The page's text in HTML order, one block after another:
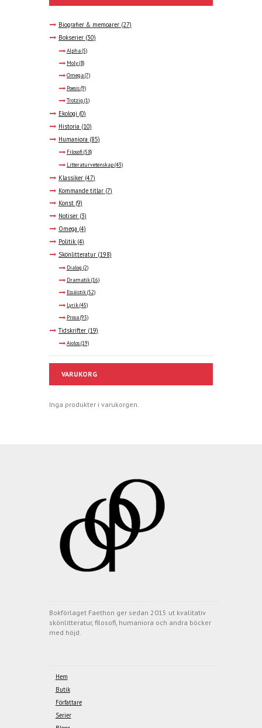
Biografier & memoarer (27)
Bokserier (30)
Alpha(5)
Moly(8)
Omega(7)
Poesis(9)
Trotzig (1)
Ekologi (0)
Historia (10)
Humaniora (85)
Filosofi(58)
Litteraturvetenskap(43)
Klassiker (47)
Kommande titlar (7)
Konst (9)
Notiser (3)
Omega (4)
Politik (4)
Skönlitteratur (198)
Dialog (2)
Dramatik(16)
Essäistik(52)
Lyrik(45)
Prosa(95)
Tidskrifter (19)
Aiolos(19)
VARUKORG
Inga produkter i varukorgen.
Bokförlaget Faethon ger sedan 2015 ut kvalitativ
skönlitteratur, filosofi, humaniora och andra böcker
med höjd.
Hem
Butik
Författare
Serier